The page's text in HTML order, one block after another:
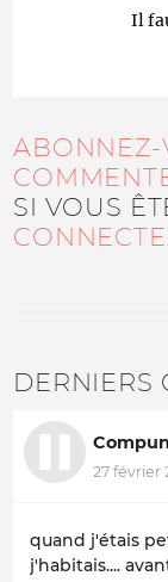
Il
ABONNEZ-
SI VOUS
DERNIERS
27 février
quand j'étais
j'habitais....